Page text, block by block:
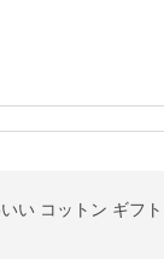
い コットン ギフ